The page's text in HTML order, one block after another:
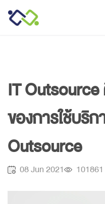
SERVICES
Our Service
IT Outsourcing
Placement Service
IT Outsource
ของการใช้บริ
Outsource
08 Jun 2021